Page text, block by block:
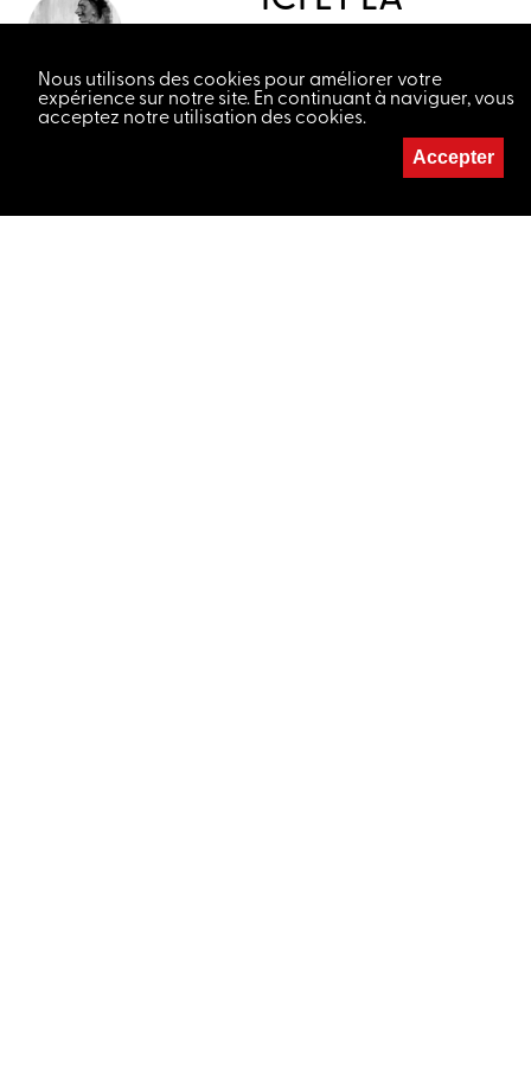
Danse, Musique,
Théâtre
Nous utilisons des cookies pour améliorer votre
expérience sur notre site. En continuant à naviguer, vous
acceptez notre utilisation des cookies.
Accepter